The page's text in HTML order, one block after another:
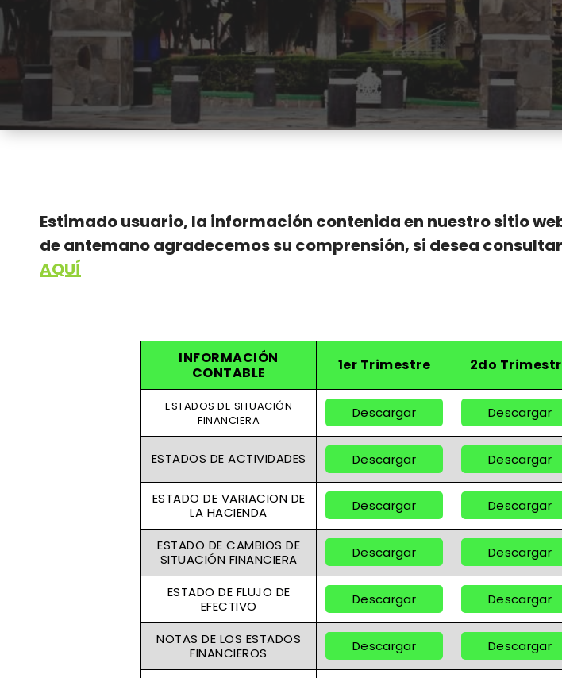
Estimado usuario, la información contenida en nuestro sitio
de antemano agradecemos su comprensión, si desea
AQUÍ
INFORMACIÓN
CONTABLE
1er Trimestre 2do
ESTADOS DE SITUACIÓN
FINANCIERA
Descargar Descargar
ESTADOS DE ACTIVIDADES Descargar Descargar
ESTADO DE VARIACION DE
LA HACIENDA
Descargar Descargar
ESTADO DE CAMBIOS DE
SITUACIÓN FINANCIERA
Descargar Descargar
ESTADO DE FLUJO DE
EFECTIVO
Descargar Descargar
NOTAS DE LOS ESTADOS
FINANCIEROS
Descargar Descargar